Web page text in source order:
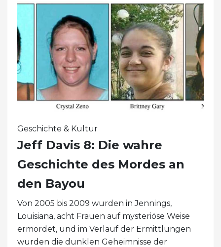
Geschichte & Kultur
Jeff Davis 8: Die wahre
Geschichte des Mordes an
den Bayou
Von 2005 bis 2009 wurden in Jennings,
Louisiana, acht Frauen auf mysteriöse Weise
ermordet, und im Verlauf der Ermittlungen
wurden die dunklen Geheimnisse der